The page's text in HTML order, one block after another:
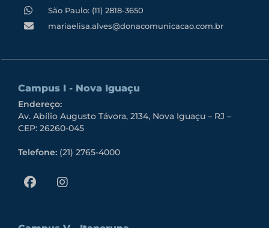
São Paulo: (11) 2818-3650
mariaelisa.alves@donacomunicacao.com.br
Campus I - Nova Iguaçu
Endereço:
Av. Abílio Augusto Távora, 2134, Nova Iguaçu – RJ –
CEP: 26260-045
Telefone: (21) 2765-4000